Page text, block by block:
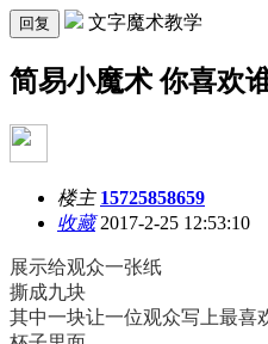
回复 文字魔术教学
简易小魔术 你喜欢
楼主 15725858659
收藏2017-2-25 12:53:10
展示给观众一张纸
撕成九块
其中一块让一位观众写上最喜